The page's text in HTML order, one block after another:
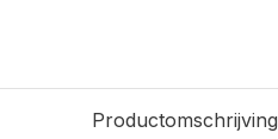
Productomschrijving